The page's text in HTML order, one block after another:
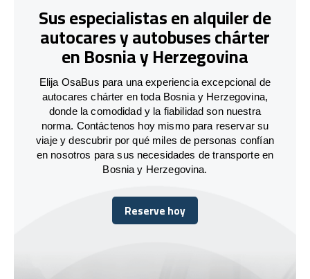
Sus especialistas en alquiler de
autocares y autobuses chárter
en Bosnia y Herzegovina
Elija OsaBus para una experiencia excepcional de
autocares chárter en toda Bosnia y Herzegovina,
donde la comodidad y la fiabilidad son nuestra
norma. Contáctenos hoy mismo para reservar su
viaje y descubrir por qué miles de personas confían
en nosotros para sus necesidades de transporte en
Bosnia y Herzegovina.
Reserve hoy
Reserve hoy